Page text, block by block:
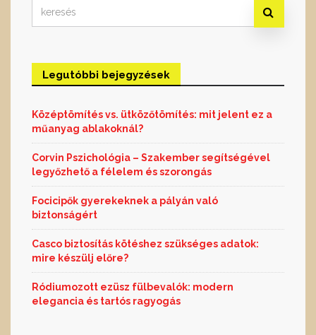
for:
Legutóbbi bejegyzések
Középtömítés vs. ütközőtömítés: mit jelent ez a
műanyag ablakoknál?
Corvin Pszichológia – Szakember segítségével
legyőzhető a félelem és szorongás
Focicipők gyerekeknek a pályán való
biztonságért
Casco biztosítás kötéshez szükséges adatok:
mire készülj előre?
Ródiumozott ezüsz fülbevalók: modern
elegancia és tartós ragyogás